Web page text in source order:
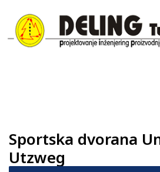
Sportska dvorana
Utzweg